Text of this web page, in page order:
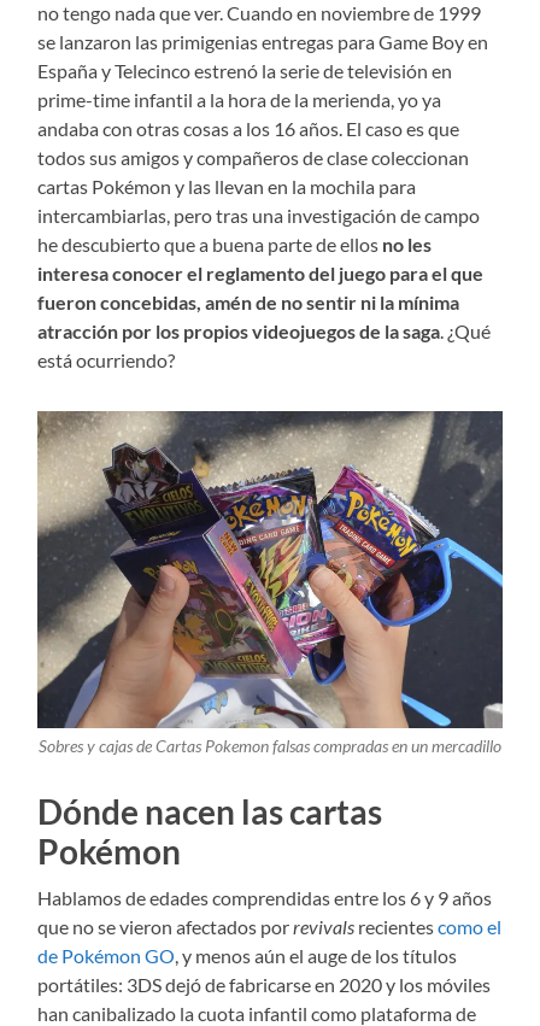
no tengo nada que ver. Cuando en noviembre de 1999
se lanzaron las primigenias entregas para Game Boy en
España y Telecinco estrenó la serie de televisión en
prime-time infantil a la hora de la merienda, yo ya
andaba con otras cosas a los 16 años. El caso es que
todos sus amigos y compañeros de clase coleccionan
cartas Pokémon y las llevan en la mochila para
intercambiarlas, pero tras una investigación de campo
he descubierto que a buena parte de ellos no les
interesa conocer el reglamento del juego para el que
fueron concebidas, amén de no sentir ni la mínima
atracción por los propios videojuegos de la saga . ¿Qué
está ocurriendo?
Sobres y cajas de Cartas Pokemon falsas compradas en un mercadillo
Dónde nacen las cartas
Pokémon
Hablamos de edades comprendidas entre los 6 y 9 años
que no se vieron afectados porrevivals recientescomo el
de Pokémon GO , y menos aún el auge de los títulos
portátiles: 3DS dejó de fabricarse en 2020 y los móviles
han canibalizado la cuota infantil como plataforma de